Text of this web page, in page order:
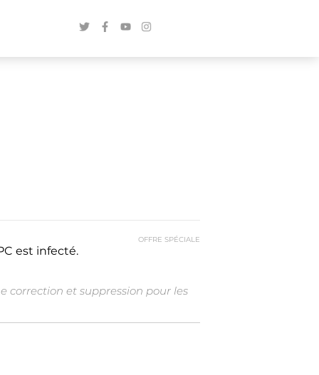
OFFRE SPÉCIALE
est infecté.
correction et suppression pour les